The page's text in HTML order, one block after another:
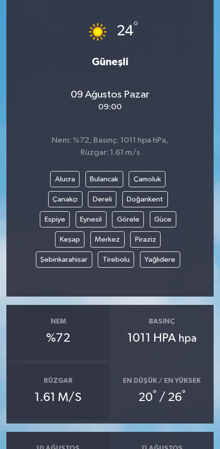
24°
Güneşli
09 Ağustos Pazar
09:00
Nem: %72, Basınç: 1011 hpa hPa,
Rüzgar: 1.61 m/s
Alucra Bulancak Çamoluk
Çanakçı Dereli Doğankent
Espiye Eynesil Görele Güce
Keşap Merkez Piraziz
Şebinkarahisar Tirebolu Yağlıdere
NEM
%72
BASINÇ
1011 HPA hpa
RÜZGAR
1.61 M/S
EN DÜŞÜK / EN YÜKSEK
20° / 26°
Yüksek İstişare Kurulu